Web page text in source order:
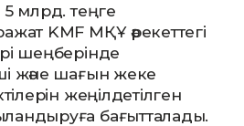
5 млрд. теңге
KMF МҚҰ әрекеттегі
шеңберінде
және шағын жеке
жеңілдетілген
бағытталады.